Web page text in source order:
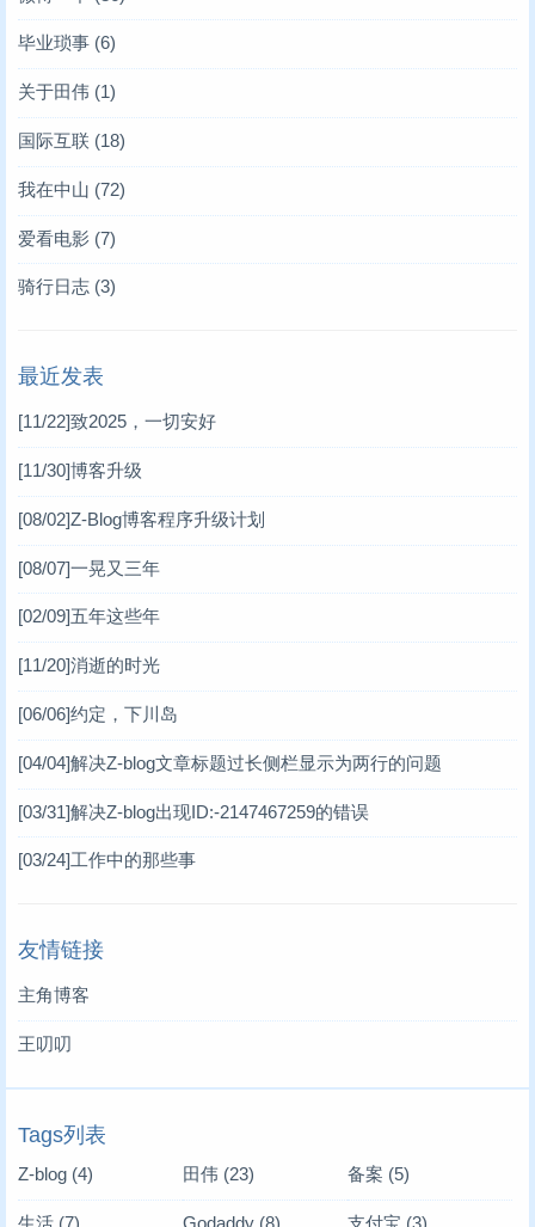
毕业琐事 (6)
关于田伟 (1)
国际互联 (18)
我在中山 (72)
爱看电影 (7)
骑行日志 (3)
最近发表
[11/22]致2025，一切安好
[11/30]博客升级
[08/02]Z-Blog博客程序升级计划
[08/07]一晃又三年
[02/09]五年这些年
[11/20]消逝的时光
[06/06]约定，下川岛
[04/04]解决Z-blog文章标题过长侧栏显示为两行的问题
[03/31]解决Z-blog出现ID:-2147467259的错误
[03/24]工作中的那些事
友情链接
主角博客
王叨叨
Tags列表
Z-blog (4) 田伟(23) 备案 (5)
生活 (7) Godaddy(8) 支付宝 (3)